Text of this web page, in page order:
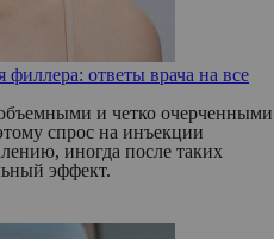
ответы врача на все
и четко очерченными
спрос на инъекции
иногда после таких
эффект.